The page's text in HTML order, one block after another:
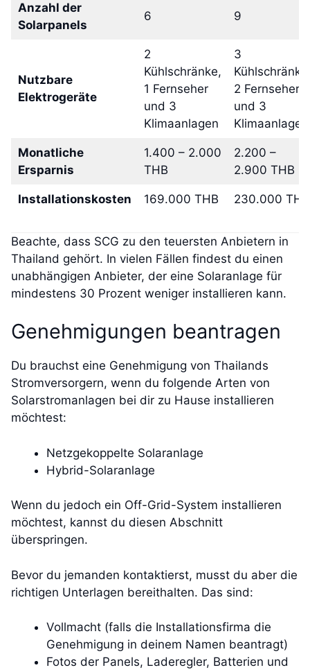
Anzahl der
Solarpanels
6 9
Nutzbare
Elektrogeräte
2
Kühlschränke,
1 Fernseher
und 3
Klimaanlagen
3
2 Fernseher
und 3
Klimaanlagen
Monatliche
Ersparnis
1.400 – 2.000
THB
2.200 –
2.900 THB
Installationskosten 169.000 THB 230.000 THB
Beachte, dass SCG zu den teuersten Anbietern in
Thailand gehört. In vielen Fällen findest du einen
unabhängigen Anbieter, der eine Solaranlage für
mindestens 30 Prozent weniger installieren kann.
Genehmigungen beantragen
Du brauchst eine Genehmigung von Thailands
Stromversorgern, wenn du folgende Arten von
Solarstromanlagen bei dir zu Hause installieren
möchtest:
Netzgekoppelte Solaranlage
Hybrid-Solaranlage
Wenn du jedoch ein Off-Grid-System installieren
möchtest, kannst du diesen Abschnitt
überspringen.
Bevor du jemanden kontaktierst, musst du aber die
richtigen Unterlagen bereithalten. Das sind:
Vollmacht (falls die Installationsfirma die
Genehmigung in deinem Namen beantragt)
Fotos der Panels, Laderegler, Batterien und